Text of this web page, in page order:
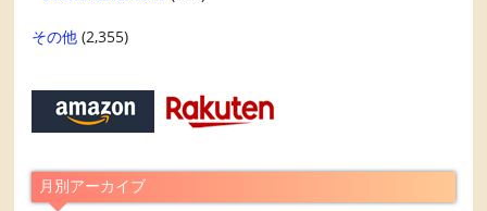
その他 (2,355)
月別アーカイブ